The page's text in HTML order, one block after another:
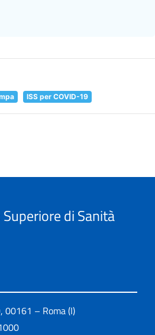
ISS per COVID-19
di Sanità
00161 – Roma (I)